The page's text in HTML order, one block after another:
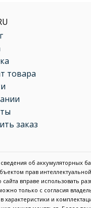
товара
заказ
об аккумуляторных
прав
сайта вправе
только с согласия
характеристики и